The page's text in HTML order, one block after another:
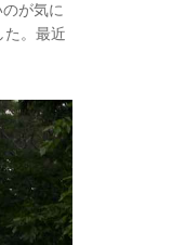
が気に
た。最近